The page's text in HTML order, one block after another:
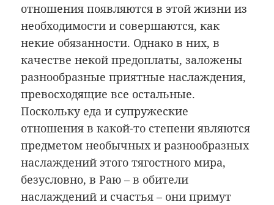
отношения появляются в этой жизни из
необходимости и совершаются, как
некие обязанности. Однако в них, в
качестве некой предоплаты, заложены
разнообразные приятные наслаждения,
превосходящие все остальные.
Поскольку еда и супружеские
отношения в какой-то степени являются
предметом необычных и разнообразных
наслаждений этого тягостного мира,
безусловно, в Раю – в обители
наслаждений и счастья – они примут